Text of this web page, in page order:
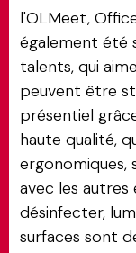
l'OLMeet,
également été
talents, qui
peuvent être
présentiel
haute qualité,
ergonomiques,
avec les autres
désinfecter,
surfaces sont